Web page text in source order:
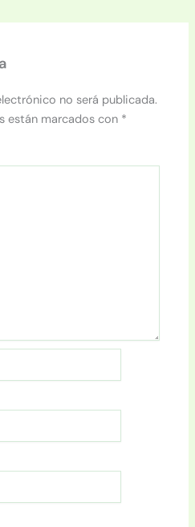
no será publicada.
están marcados con *